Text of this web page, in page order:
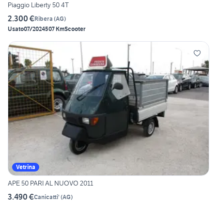
Piaggio Liberty 50 4T
2.300 €Ribera (AG)
Usato07/2024507 KmScooter
Vetrina
APE 50 PARI AL NUOVO 2011
3.490 €Canicatti' (AG)